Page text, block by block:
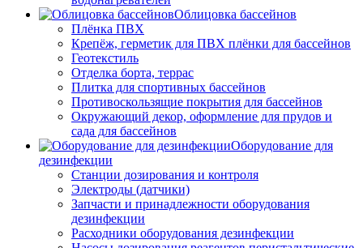
Облицовка бассейнов
Плёнка ПВХ
Крепёж, герметик для ПВХ плёнки для бассейнов
Геотекстиль
Отделка борта, террас
Плитка для спортивных бассейнов
Противоскользящие покрытия для бассейнов
Окружающий декор, оформление для прудов и
сада для бассейнов
Оборудование для
дезинфекции
Станции дозирования и контроля
Электроды (датчики)
Запчасти и принадлежности оборудования
дезинфекции
Расходники оборудования дезинфекции